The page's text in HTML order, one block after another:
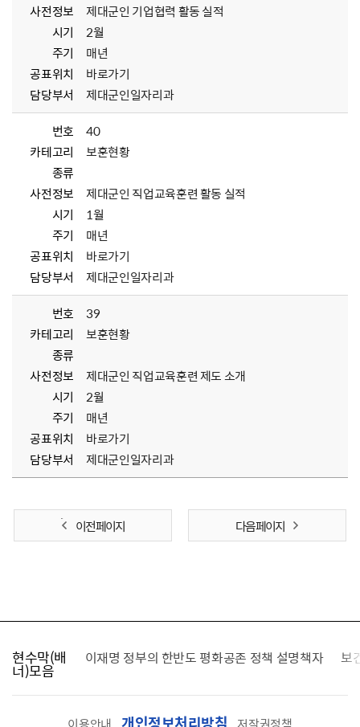
사전정보
제대군인 기업협력 활동 실적
시기
2월
주기
매년
공표위치
바로가기
담당부서
제대군인일자리과
번호
40
카테고리
보훈현황
종류
사전정보
제대군인 직업교육훈련 활동 실적
시기
1월
주기
매년
공표위치
바로가기
담당부서
제대군인일자리과
번호
39
카테고리
보훈현황
종류
사전정보
제대군인 직업교육훈련 제도 소개
시기
2월
주기
매년
공표위치
바로가기
담당부서
제대군인일자리과
이전 페이지 다음 페이지
현수막(배
너)모음
찾습니다 이재명 정부의 한반도 평화공존 정책 설명책자 보
개인정보처리방침